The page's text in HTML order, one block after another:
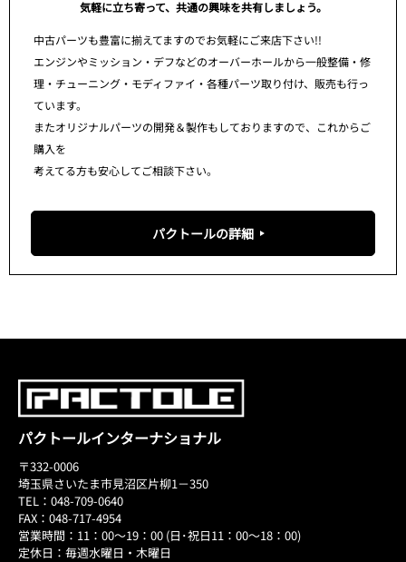
気軽に立ち寄って、共通の興味を共有しましょう。
中古パーツも豊富に揃えてますのでお気軽にご来店下さい!!
エンジンやミッション・デフなどのオーバーホールから一般整備・修
理・チューニング・モディファイ・各種パーツ取り付け、販売も行っ
ています。
またオリジナルパーツの開発＆製作もしておりますので、これからご
購入を
考えてる方も安心してご相談下さい。
パクトールの詳細
パクトールインターナショナル
〒332-0006
埼玉県さいたま市見沼区片柳1－350
TEL：048-709-0640
FAX：048-717-4954
営業時間：11：00～19：00 (日･祝日11：00～18：00)
定休日：毎週水曜日・木曜日